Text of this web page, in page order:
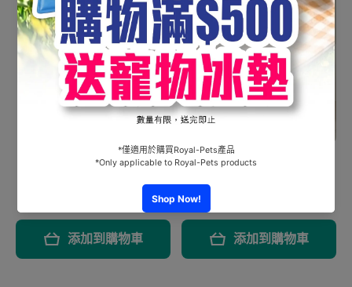
#1818 - 氣墊床 - 小號
HK$800.00
添加到購物車
Tailody - Mute Bunker 隔
添加到購物車